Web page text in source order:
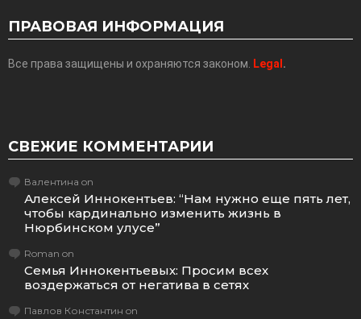
ПРАВОВАЯ ИНФОРМАЦИЯ
Все права защищены и охраняются законом. Legal .
СВЕЖИЕ КОММЕНТАРИИ
Валентина on
Алексей Иннокентьев: “Нам нужно еще пять лет,
чтобы кардинально изменить жизнь в
Нюрбинском улусе”
Roman on
Семья Иннокентьевых: Просим всех
воздержаться от негатива в сетях
Павлов Константин on